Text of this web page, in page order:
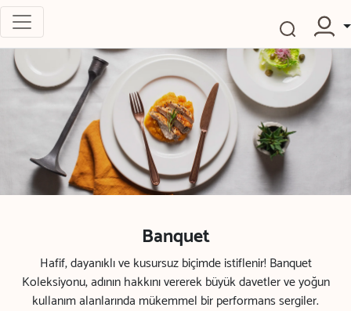
Banquet
Hafif, dayanıklı ve kusursuz biçimde istiflenir! Banquet
Koleksiyonu, adının hakkını vererek büyük davetler ve yoğun
kullanım alanlarında mükemmel bir performans sergiler.